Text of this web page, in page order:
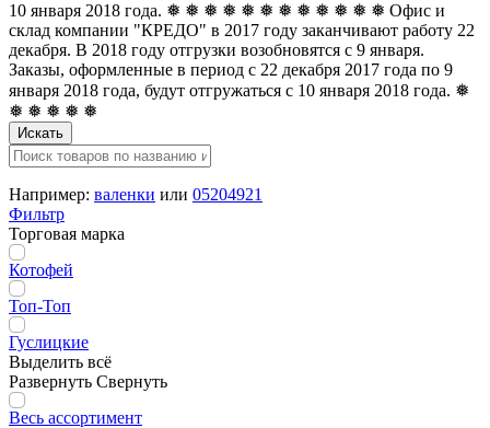
10 января 2018 года. ❅ ❅ ❅ ❅ ❅ ❅ ❅ ❅ ❅ ❅ ❅ ❅ Офис и
склад компании "КРЕДО" в 2017 году заканчивают работу 22
декабря. В 2018 году отгрузки возобновятся с 9 января.
Заказы, оформленные в период с 22 декабря 2017 года по 9
января 2018 года, будут отгружаться с 10 января 2018 года. ❅
❅ ❅ ❅ ❅ ❅
Искать
Например: валенки или 05204921
Фильтр
Торговая марка
Котофей
Топ-Топ
Гуслицкие
Выделить всё
Развернуть Свернуть
Весь ассортимент